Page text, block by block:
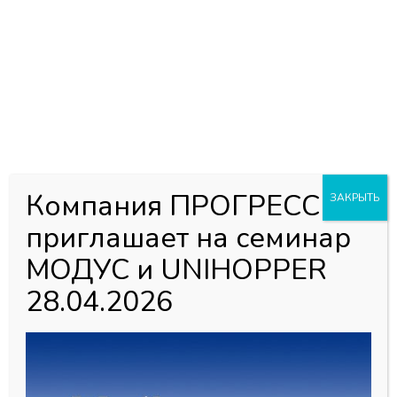
Компания ПРОГРЕСС
приглашает на семинар
МОДУС и UNIHOPPER
28.04.2026
ЗАКРЫТЬ